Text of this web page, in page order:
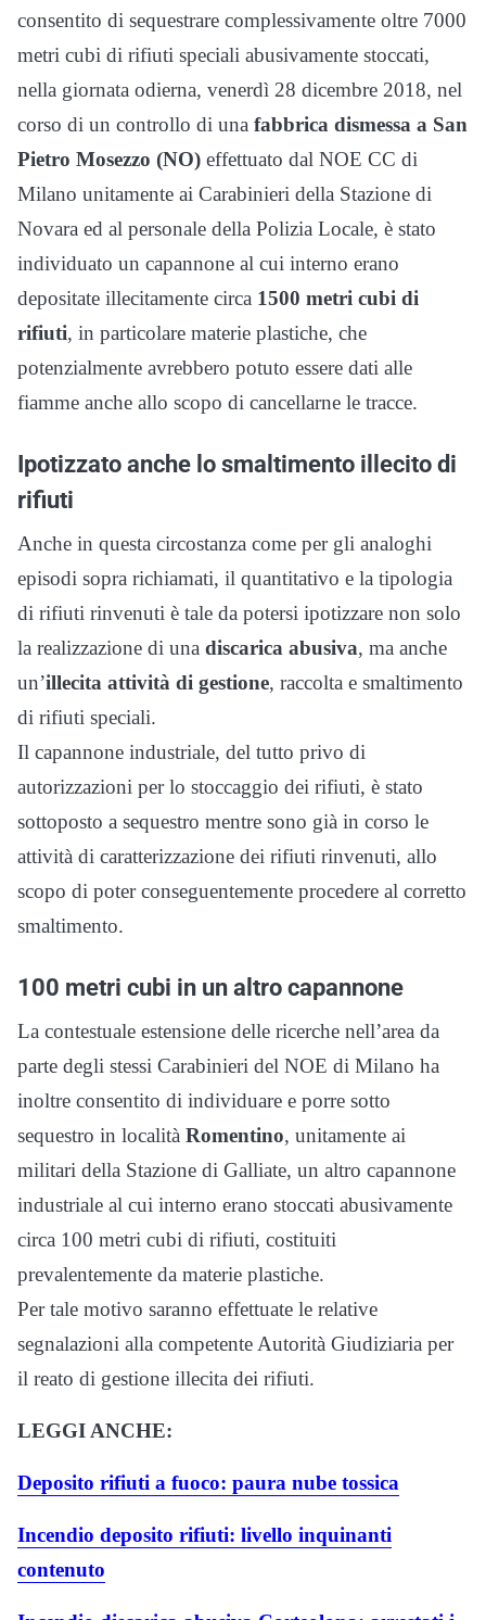
consentito di sequestrare complessivamente oltre 7000
metri cubi di rifiuti speciali abusivamente stoccati,
nella giornata odierna, venerdì 28 dicembre 2018, nel
corso di un controllo di una fabbrica dismessa a San
Pietro Mosezzo (NO) effettuato dal NOE CC di
Milano unitamente ai Carabinieri della Stazione di
Novara ed al personale della Polizia Locale, è stato
individuato un capannone al cui interno erano
depositate illecitamente circa 1500 metri cubi di
rifiuti, in particolare materie plastiche, che
potenzialmente avrebbero potuto essere dati alle
fiamme anche allo scopo di cancellarne le tracce.
Ipotizzato anche lo smaltimento illecito di
rifiuti
Anche in questa circostanza come per gli analoghi
episodi sopra richiamati, il quantitativo e la tipologia
di rifiuti rinvenuti è tale da potersi ipotizzare non solo
la realizzazione di una discarica abusiva, ma anche
un’illecita attività di gestione, raccolta e smaltimento
di rifiuti speciali.
Il capannone industriale, del tutto privo di
autorizzazioni per lo stoccaggio dei rifiuti, è stato
sottoposto a sequestro mentre sono già in corso le
attività di caratterizzazione dei rifiuti rinvenuti, allo
scopo di poter conseguentemente procedere al corretto
smaltimento.
100 metri cubi in un altro capannone
La contestuale estensione delle ricerche nell’area da
parte degli stessi Carabinieri del NOE di Milano ha
inoltre consentito di individuare e porre sotto
sequestro in località Romentino, unitamente ai
militari della Stazione di Galliate, un altro capannone
industriale al cui interno erano stoccati abusivamente
circa 100 metri cubi di rifiuti, costituiti
prevalentemente da materie plastiche.
Per tale motivo saranno effettuate le relative
segnalazioni alla competente Autorità Giudiziaria per
il reato di gestione illecita dei rifiuti.
LEGGI ANCHE:
Deposito rifiuti a fuoco: paura nube tossica
Incendio deposito rifiuti: livello inquinanti
contenuto